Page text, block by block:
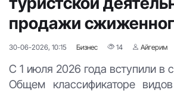
продажи
30-06-2026, 10:15 Бизнес 14 Айгерим
С 1 июля 2026 года вступили в
Общем классификаторе